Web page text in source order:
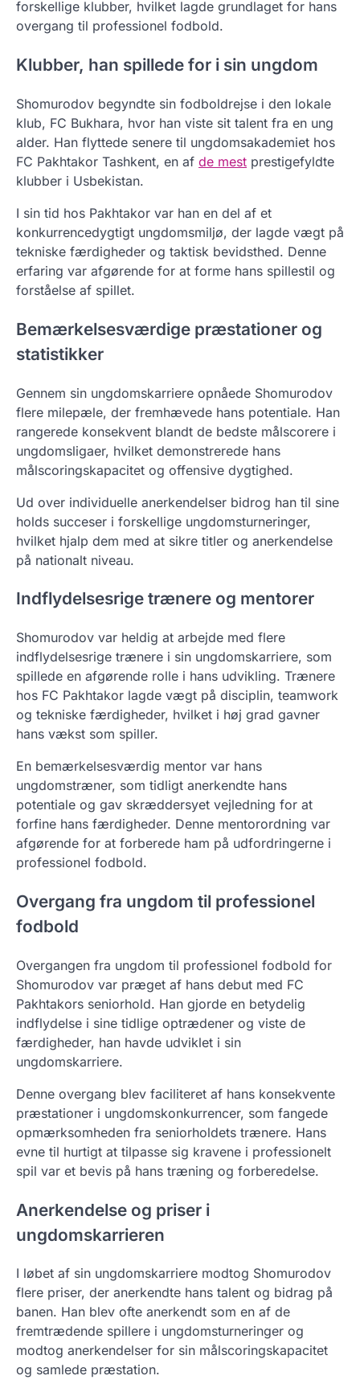
forskellige klubber, hvilket lagde grundlaget for hans
overgang til professionel fodbold.
Klubber, han spillede for i sin ungdom
Shomurodov begyndte sin fodboldrejse i den lokale
klub, FC Bukhara, hvor han viste sit talent fra en ung
alder. Han flyttede senere til ungdomsakademiet hos
FC Pakhtakor Tashkent, en af de mest prestigefyldte
klubber i Usbekistan.
I sin tid hos Pakhtakor var han en del af et
konkurrencedygtigt ungdomsmiljø, der lagde vægt på
tekniske færdigheder og taktisk bevidsthed. Denne
erfaring var afgørende for at forme hans spillestil og
forståelse af spillet.
Bemærkelsesværdige præstationer og
statistikker
Gennem sin ungdomskarriere opnåede Shomurodov
flere milepæle, der fremhævede hans potentiale. Han
rangerede konsekvent blandt de bedste målscorere i
ungdomsligaer, hvilket demonstrerede hans
målscoringskapacitet og offensive dygtighed.
Ud over individuelle anerkendelser bidrog han til sine
holds succeser i forskellige ungdomsturneringer,
hvilket hjalp dem med at sikre titler og anerkendelse
på nationalt niveau.
Indflydelsesrige trænere og mentorer
Shomurodov var heldig at arbejde med flere
indflydelsesrige trænere i sin ungdomskarriere, som
spillede en afgørende rolle i hans udvikling. Trænere
hos FC Pakhtakor lagde vægt på disciplin, teamwork
og tekniske færdigheder, hvilket i høj grad gavner
hans vækst som spiller.
En bemærkelsesværdig mentor var hans
ungdomstræner, som tidligt anerkendte hans
potentiale og gav skræddersyet vejledning for at
forfine hans færdigheder. Denne mentorordning var
afgørende for at forberede ham på udfordringerne i
professionel fodbold.
Overgang fra ungdom til professionel
fodbold
Overgangen fra ungdom til professionel fodbold for
Shomurodov var præget af hans debut med FC
Pakhtakors seniorhold. Han gjorde en betydelig
indflydelse i sine tidlige optrædener og viste de
færdigheder, han havde udviklet i sin
ungdomskarriere.
Denne overgang blev faciliteret af hans konsekvente
præstationer i ungdomskonkurrencer, som fangede
opmærksomheden fra seniorholdets trænere. Hans
evne til hurtigt at tilpasse sig kravene i professionelt
spil var et bevis på hans træning og forberedelse.
Anerkendelse og priser i
ungdomskarrieren
I løbet af sin ungdomskarriere modtog Shomurodov
flere priser, der anerkendte hans talent og bidrag på
banen. Han blev ofte anerkendt som en af de
fremtrædende spillere i ungdomsturneringer og
modtog anerkendelser for sin målscoringskapacitet
og samlede præstation.